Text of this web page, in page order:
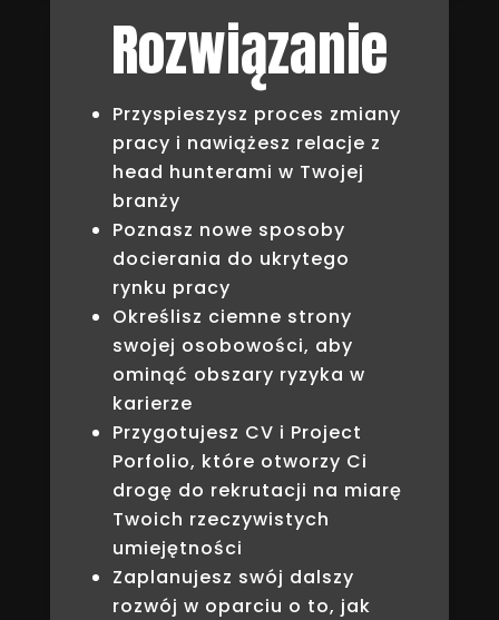
Rozwiązanie
Przyspieszysz proces zmiany
pracy i nawiążesz relacje z
head hunterami w Twojej
branży
Poznasz nowe sposoby
docierania do ukrytego
rynku pracy
Określisz ciemne strony
swojej osobowości, aby
ominąć obszary ryzyka w
karierze
Przygotujesz CV i Project
Porfolio, które otworzy Ci
drogę do rekrutacji na miarę
Twoich rzeczywistych
umiejętności
Zaplanujesz swój dalszy
rozwój w oparciu o to, jak